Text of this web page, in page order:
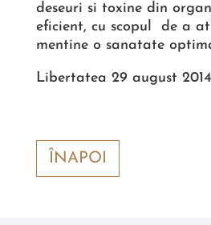
deseuri si toxine din
eficient, cu scopul de a
mentine o sanatate
Libertatea 29 august 2014
ÎNAPOI